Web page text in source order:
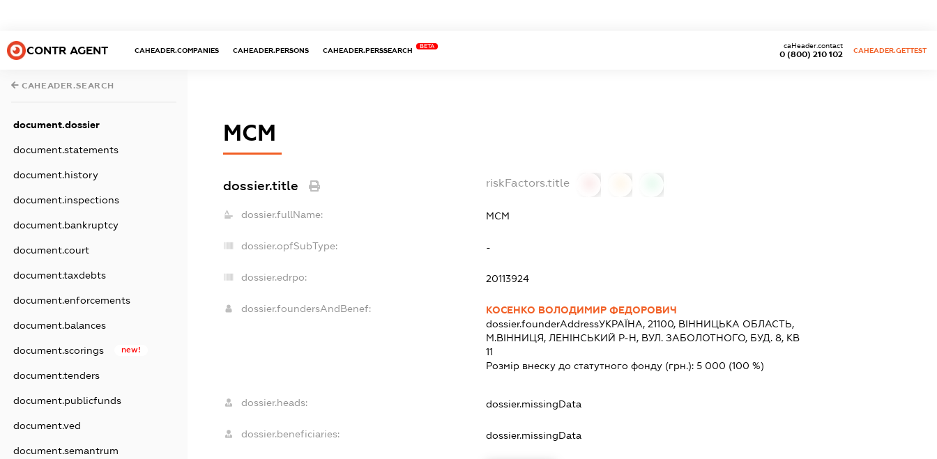
CONTR AGENT CAHEADER.COMPANIES CAHEADER.PERSONS CAHEADER.PERSSEARCH
BETA
0 (800) 210 102
caHeader.contact
CAHEADER.GETTEST
CAHEADER.SEARCH
document.dossier
document.statements
document.history
document.inspections
document.bankruptcy
document.court
document.taxdebts
document.enforcements
document.balances
document.scorings new!
document.tenders
document.publicfunds
document.ved
document.semantrum
МСМ
dossier.title riskFactors.title
dossier.fullName: МСМ
dossier.opfSubType: -
dossier.edrpo: 20113924
dossier.foundersAndBenef:
КОСЕНКО ВОЛОДИМИР ФЕДОРОВИЧ
dossier.founderAddressУКРАЇНА, 21100, ВIННИЦЬКА ОБЛАСТЬ,
М.ВІННИЦЯ, ЛЕНІНСЬКИЙ Р-Н, ВУЛ. ЗАБОЛОТНОГО, БУД. 8, КВ
11
Розмір внеску до статутного фонду (грн.):5 000 (100 %)
dossier.heads: dossier.missingData
dossier.beneficiaries: dossier.missingData